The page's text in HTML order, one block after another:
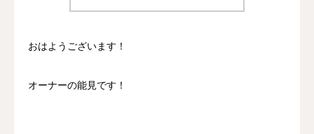
おはようございます！
オーナーの能見です！